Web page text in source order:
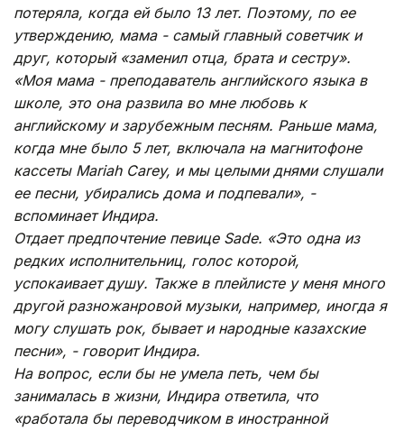
потеряла, когда ей было 13 лет. Поэтому, по ее
утверждению, мама - самый главный советчик и
друг, который «заменил отца, брата и сестру».
«Моя мама - преподаватель английского языка в
школе, это она развила во мне любовь к
английскому и зарубежным песням. Раньше мама,
когда мне было 5 лет, включала на магнитофоне
кассеты Mariah Carey, и мы целыми днями слушали
ее песни, убирались дома и подпевали», -
вспоминает Индира.
Отдает предпочтение певице Sade. «Это одна из
редких исполнительниц, голос которой,
успокаивает душу. Также в плейлисте у меня много
другой разножанровой музыки, например, иногда я
могу слушать рок, бывает и народные казахские
песни», - говорит Индира.
На вопрос, если бы не умела петь, чем бы
занималась в жизни, Индира ответила, что
«работала бы переводчиком в иностранной